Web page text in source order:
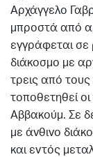
Αρχάγγελο
μπροστά από
εγγράφεται σε
διάκοσμο με
τρεις από
τοποθετηθεί
Αββακούμ. Σε
με άνθινο
και εντός